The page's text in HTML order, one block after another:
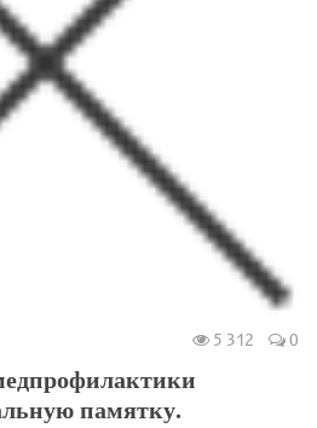
5 312 0
памятку.